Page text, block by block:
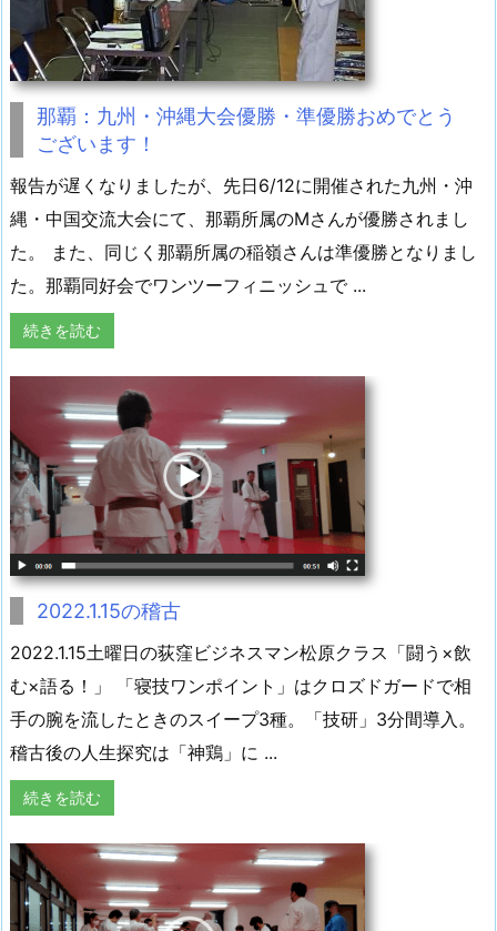
那覇：九州・沖縄大会優勝・準優勝おめでとう
ございます！
報告が遅くなりましたが、先日6/12に開催された九州・沖
縄・中国交流大会にて、那覇所属のMさんが優勝されまし
た。 また、同じく那覇所属の稲嶺さんは準優勝となりまし
た。那覇同好会でワンツーフィニッシュで ...
続きを読む
2022.1.15の稽古
2022.1.15土曜日の荻窪ビジネスマン松原クラス「闘う×飲
む×語る！」 「寝技ワンポイント」はクロズドガードで相
手の腕を流したときのスイープ3種。「技研」3分間導入。
稽古後の人生探究は「神鶏」に ...
続きを読む